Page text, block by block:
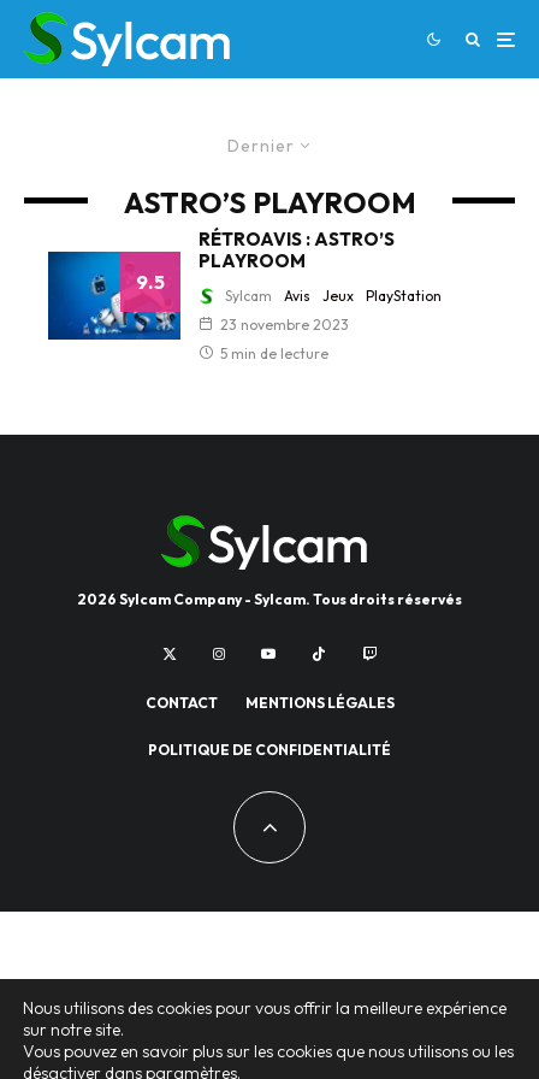
Dernier
ASTRO’S PLAYROOM
9.5
RÉTROAVIS : ASTRO’S
PLAYROOM
Sylcam Avis Jeux
PlayStation
23 novembre 2023
5 min de lecture
2026 Sylcam Company - Sylcam. Tous droits réservés
CONTACT MENTIONS LÉGALES
POLITIQUE DE CONFIDENTIALITÉ
Nous utilisons des cookies pour vous offrir la meilleure expérience
sur notre site.
Vous pouvez en savoir plus sur les cookies que nous utilisons ou les
désactiver dansparamètres.